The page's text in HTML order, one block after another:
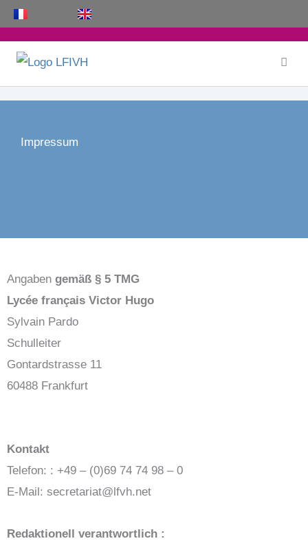
Zum
Inhalt
springen
Impressum
Angaben gemäß § 5 TMG
Lycée français Victor Hugo
Sylvain Pardo
Schulleiter
Gontardstrasse 11
60488 Frankfurt
Kontakt
Telefon: : +49 – (0)69 74 74 98 – 0
E-Mail: secretariat@lfvh.net
Redaktionell verantwortlich :